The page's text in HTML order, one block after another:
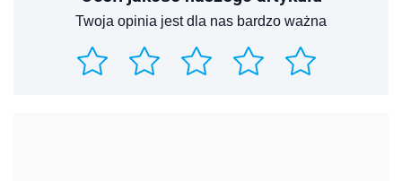
Twoja opinia jest dla nas bardzo ważna